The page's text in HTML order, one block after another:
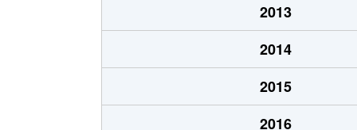
2,900万円
3,200万円
380万円
2013
2014
2015
2016